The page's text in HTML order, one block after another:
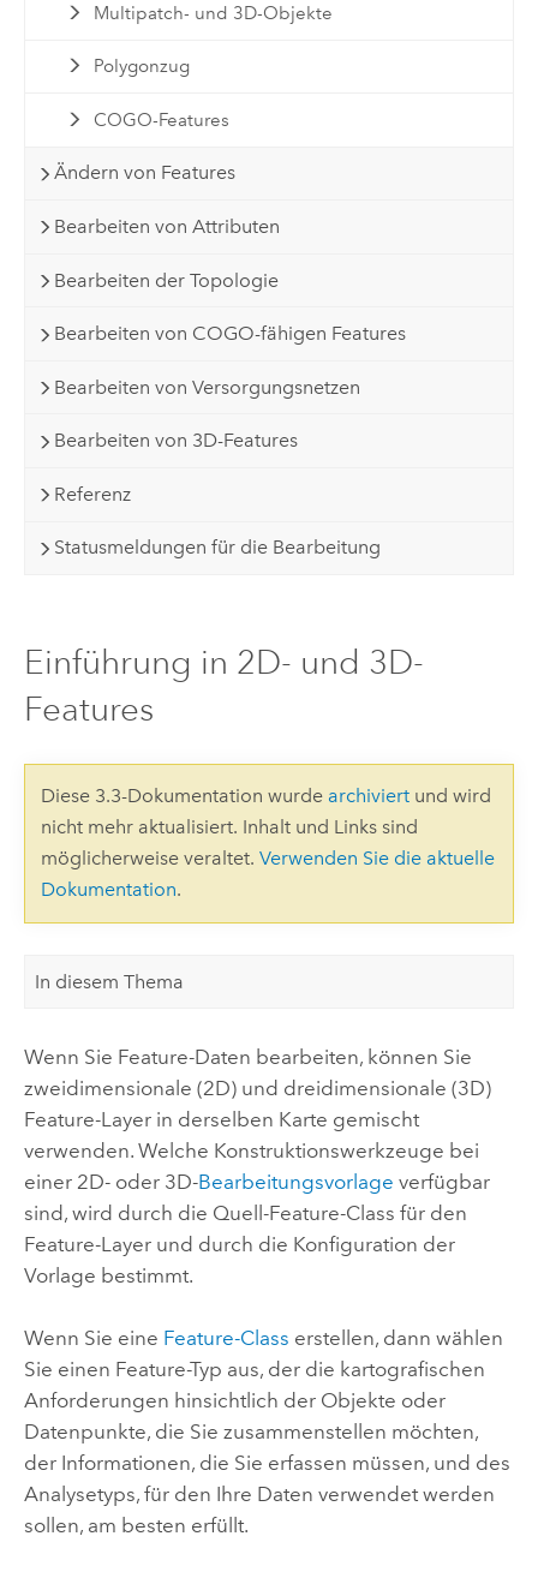
Multipatch- und 3D-Objekte
Polygonzug
COGO-Features
Ändern von Features
Bearbeiten von Attributen
Bearbeiten der Topologie
Bearbeiten von COGO-fähigen Features
Bearbeiten von Versorgungsnetzen
Bearbeiten von 3D-Features
Referenz
Statusmeldungen für die Bearbeitung
Einführung in 2D- und 3D-
Features
Diese 3.3-Dokumentation wurde archiviertund wird
nicht mehr aktualisiert. Inhalt und Links sind
möglicherweise veraltet. Verwenden Sie die aktuelle
Dokumentation.
In diesem Thema
Wenn Sie Feature-Daten bearbeiten, können Sie
zweidimensionale (2D) und dreidimensionale (3D)
Feature-Layer in derselben Karte gemischt
verwenden. Welche Konstruktionswerkzeuge bei
einer 2D- oder 3D-Bearbeitungsvorlage verfügbar
sind, wird durch die Quell-Feature-Class für den
Feature-Layer und durch die Konfiguration der
Vorlage bestimmt.
Wenn Sie eine Feature-Class erstellen, dann wählen
Sie einen Feature-Typ aus, der die kartografischen
Anforderungen hinsichtlich der Objekte oder
Datenpunkte, die Sie zusammenstellen möchten,
der Informationen, die Sie erfassen müssen, und des
Analysetyps, für den Ihre Daten verwendet werden
sollen, am besten erfüllt.